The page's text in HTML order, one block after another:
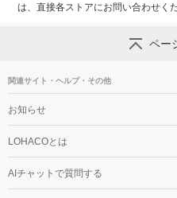
は、直接各ストアにお問い合わせくだ
ペー
関連サイト・ヘルプ・その他
お知らせ
LOHACOとは
AIチャットで質問する